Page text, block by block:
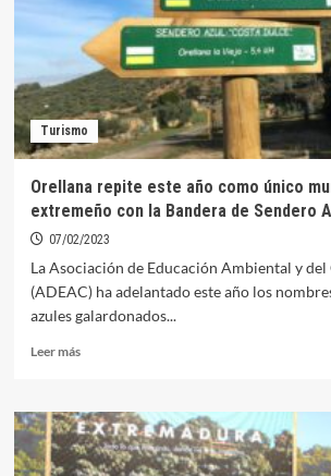
de
Bandera
Azul
para
playas
y
puertos
deportivos
Turismo
Orellana repite este año como único
extremeño con la Bandera de Sendero
07/02/2023
La Asociación de Educación Ambiental y
(ADEAC) ha adelantado este año los
azules galardonados...
Leer másLeer
Orellana
repite
este
año